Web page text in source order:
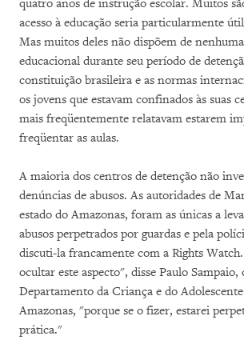
quatro anos de instrução escolar. Muitos
acesso à educação seria particularmente
Mas muitos deles não dispõem de
educacional durante seu período de
constituição brasileira e as normas
os jovens que estavam confinados às suas
mais freqüentemente relatavam estarem
freqüentar as aulas.
A maioria dos centros de detenção não
denúncias de abusos. As autoridades de
estado do Amazonas, foram as únicas a
abusos perpetrados por guardas e pela
discuti-la francamente com a Rights
ocultar este aspecto", disse Paulo
Departamento da Criança e do
Amazonas, "porque se o fizer, estarei
prática."